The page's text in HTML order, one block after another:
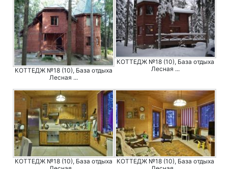
КОТТЕДЖ №18 (10), База отдыха
Лесная ...
КОТТЕДЖ №18 (10), База отдыха
Лесная ...
КОТТЕДЖ №18 (10), База отдыха
КОТТЕДЖ №18 (10), База отдыха